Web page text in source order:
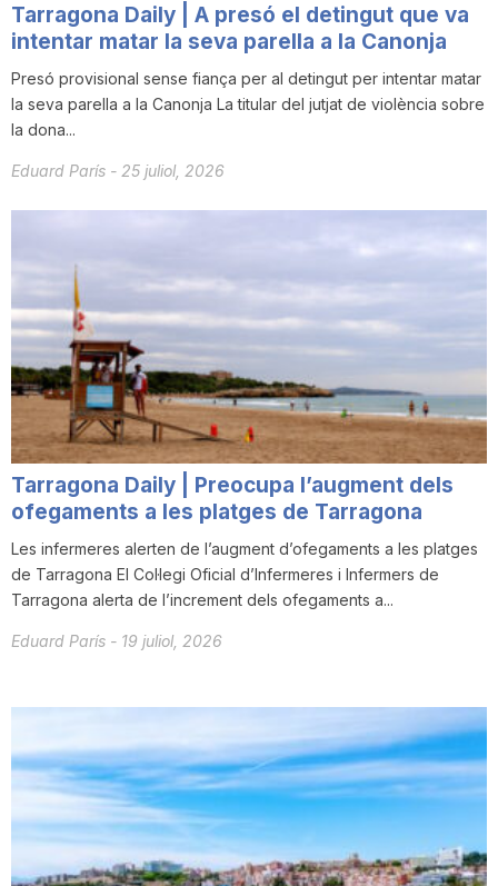
a
Tarragona Daily | A presó el detingut que va
intentar matar la seva parella a la Canonja
Presó provisional sense fiança per al detingut per intentar matar
la seva parella a la Canonja La titular del jutjat de violència sobre
la dona...
Eduard París - 25 juliol, 2026
Tarragona Daily | Preocupa l’augment dels
ofegaments a les platges de Tarragona
Les infermeres alerten de l’augment d’ofegaments a les platges
de Tarragona El Col·legi Oficial d’Infermeres i Infermers de
Tarragona alerta de l’increment dels ofegaments a...
Eduard París - 19 juliol, 2026